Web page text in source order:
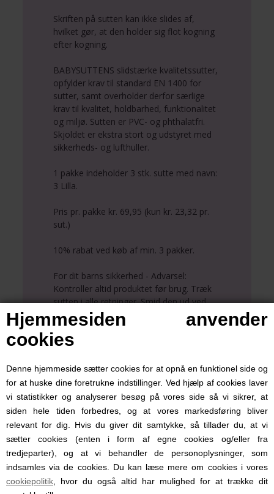
Hjemmesiden anvender
cookies
Denne hjemmeside sætter cookies for at opnå en funktionel side og
for at huske dine foretrukne indstillinger. Ved hjælp af cookies laver
vi statistikker og analyserer besøg på vores side så vi sikrer, at
siden hele tiden forbedres, og at vores markedsføring bliver
relevant for dig. Hvis du giver dit samtykke, så tillader du, at vi
sætter cookies (enten i form af egne cookies og/eller fra
tredjeparter), og at vi behandler de personoplysninger, som
indsamles via de cookies. Du kan læse mere om cookies i vores
cookiepolitik , hvor du også altid har mulighed for at trække dit
Skriften på sutten kan ikke slides af,
hvilket gør, at den holder sig flot kogning
efter kogning.
BABYSUTTENS slidstærke kvalitetssutter,
opfylder krav til standard EN 1400 for
sutter, samt overholder derfor særlige
krav til kvalitet, holdbarhed, funktionalitet
og miljø. Sutten er PVC- og phthalatfri.
Skjoldet er ekstra stort og udstyret med
sikkerheds- og lufthuller.
1 pakke indeholder 3 stk. sutte med navn:
3 Lilla.
Pris pr. pakke kr. 69,95 (kun kr. 23,32 pr.
sut.)
10% rabat ved køb af min. 3 pakker.
For dit barns sikkerhed - Advarsel:
Kontroller altid produktet før brug. Træk
sutten i alle retninger. Smid den ud ved
første tegn på skade eller slitage. Brug
kun de dertil beregnede sutteholdere,
som er testet i henhold til EN 12586. Sæt
sutten, da det kan medføre
kvælningsfare.
Se også disse